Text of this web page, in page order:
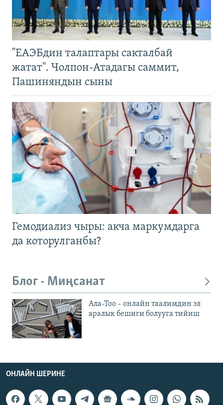
"ЕАЭБдин талаптары сакталбай
жатат". Чолпон-Атадагы саммит,
Пашиняндын сыны
Гемодиализ чыры: акча маркумдарга
да которулганбы?
Блог - Миңсанат
Ала-Тоо – онлайн таалимдин эл
аралык бешиги болууга тийиш
ОНЛАЙН ШЕРИНЕ